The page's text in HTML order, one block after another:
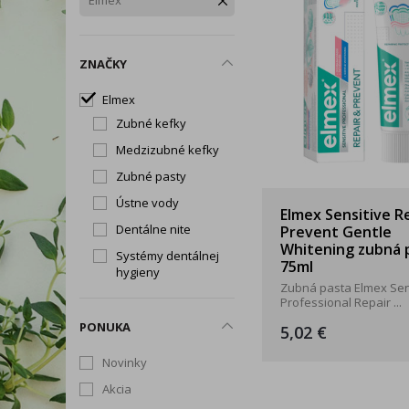
Rukavice
Okuliare a štíty
Dezinfekčné prípravky
Snoreeze
TePe Tick
Trávenie, vylučovanie a
intímna hygiena
Tip na darček
Produkty dennej potreby
ZNAČKY
Elmex
Zubné kefky
Medzizubné kefky
Zubné pasty
Ústne vody
Dentálne nite
Systémy dentálnej
hygieny
PONUKA
Novinky
Akcia
Elmex Sensitive
Prevent Gentle
Whitening zubná
75ml
Zubná pasta Elmex
Professional Repair ...
5,02 €